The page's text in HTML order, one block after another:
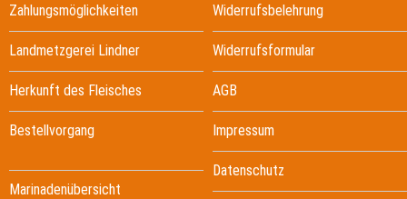
Zahlungsmöglichkeiten
Landmetzgerei Lindner
Herkunft des Fleisches
Bestellvorgang
Marinadenübersicht
Widerrufsbelehrung
Widerrufsformular
AGB
Impressum
Datenschutz